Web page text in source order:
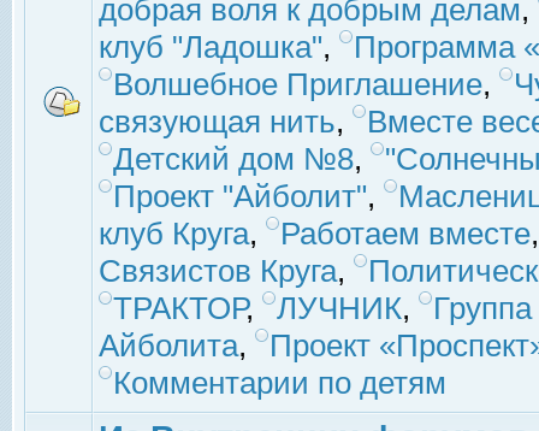
добрая воля к добрым делам,
клуб "Ладошка",
Программа
Волшебное Приглашение,
связующая нить,
Вместе
Детский дом №8,
Проект "Айболит",
клуб Круга, Работаем вместе
Связистов Круга,
ТРАКТОР, ЛУЧНИК,
Айболита,
Проект
Комментарии по детям